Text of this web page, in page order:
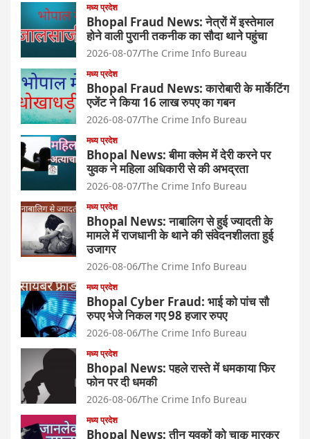
मध्य प्रदेश
Bhopal Fraud News: नेत्रों में इस्तेमाल
होने वाली पुरानी तकनीक का सौदा थाने पहुंचा
2026-08-07 The Crime Info Bureau
मध्य प्रदेश
Bhopal Fraud News: कारोबारी के मार्केटिंग
एजेंट ने किया 16 लाख रुपए का गबन
2026-08-07 The Crime Info Bureau
मध्य प्रदेश
Bhopal News: बीमा क्लेम में देरी करने पर
युवक ने महिला अधिकारी से की अभद्रता
2026-08-07 The Crime Info Bureau
मध्य प्रदेश
Bhopal News: नाबालिग से हुई ज्यादती के
मामले में राजधानी के थाने की संवेदनशीलता हुई
उजागर
2026-08-06 The Crime Info Bureau
मध्य प्रदेश
Bhopal Cyber Fraud: भाई को पांच सौ
रुपए भेजे निकल गए 98 हजार रुपए
2026-08-06 The Crime Info Bureau
मध्य प्रदेश
Bhopal News: पहले रास्ते में धमकाया फिर
फोन पर दी धमकी
2026-08-06 The Crime Info Bureau
मध्य प्रदेश
Bhopal News: तीन युवकों को चाकू मारकर